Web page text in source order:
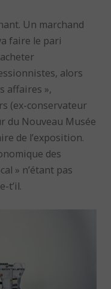
Un marchand
faire le pari
alors
affaires »,
(ex-conservateur
du Nouveau Musée
de l’exposition.
des
» n’étant pas
t’il.